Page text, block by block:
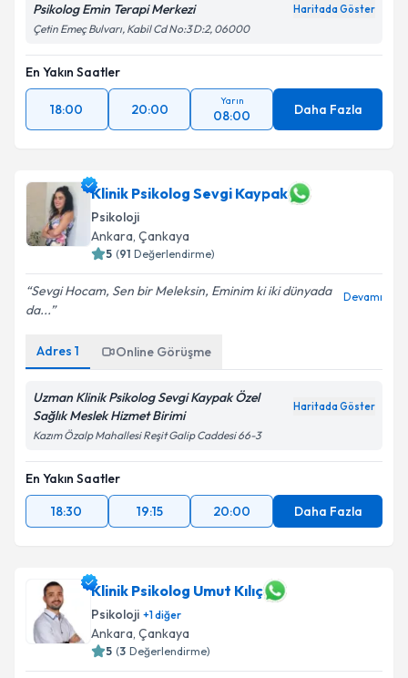
Psikolog Emin Terapi Merkezi Haritada Göster
Çetin Emeç Bulvarı, Kabil Cd No:3 D:2, 06000
En Yakın Saatler
18:00 20:00
Yarın
08:00 Daha Fazla
Klinik Psikolog Sevgi Kaypak
Psikoloji
Ankara, Çankaya
5 (91 Değerlendirme)
Sevgi Hocam, Sen bir Meleksin, Eminim ki iki dünyada
da...
Devamı
Adres 1 Online Görüşme
Uzman Klinik Psikolog Sevgi Kaypak Özel
Sağlık Meslek Hizmet Birimi
Haritada Göster
Kazım Özalp Mahallesi Reşit Galip Caddesi 66-3
En Yakın Saatler
18:30
19:15 20:00 Daha Fazla
Klinik Psikolog Umut Kılıç
Psikoloji +1diğer
Ankara, Çankaya
5 (3 Değerlendirme)